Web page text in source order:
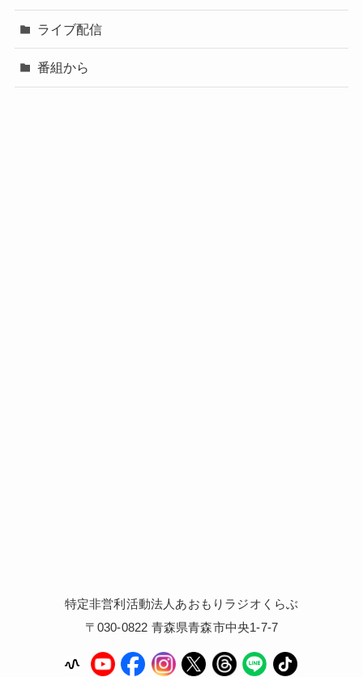
ライブ配信
番組から
特定非営利活動法人あおもりラジオくらぶ
〒030-0822 青森県青森市中央1-7-7